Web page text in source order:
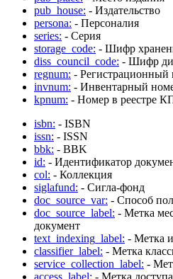
pub_house: - Издательство
persona: - Персоналия
series: - Серия
storage_code: - Шифр
diss_council_code: - Шифр
regnum: - Регистрационный
invnum: - Инвентарный
kpnum: - Номер в реестре
isbn: - ISBN
issn: - ISSN
bbk: - BBK
id: - Идентификатор
col: - Коллекция
siglafund: - Сигла-фонд
doc_source_var: - Способ
doc_source_label: - Метка
документ
text_indexing_label: - Метка
classifier_label: - Метка
service_collection_label: -